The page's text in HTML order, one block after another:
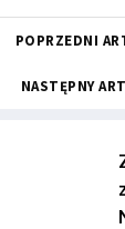
POPRZEDNI
NASTĘPNY